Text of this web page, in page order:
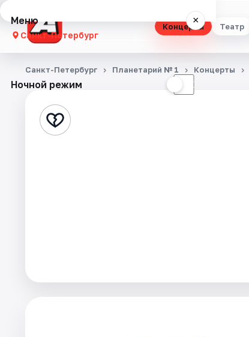
Концерты Театр
Меню ×
Санкт-Петербург
Концерты
Стендап
Ночной режим ☾
Санкт-Петербург Планетарий № 1 Концерты